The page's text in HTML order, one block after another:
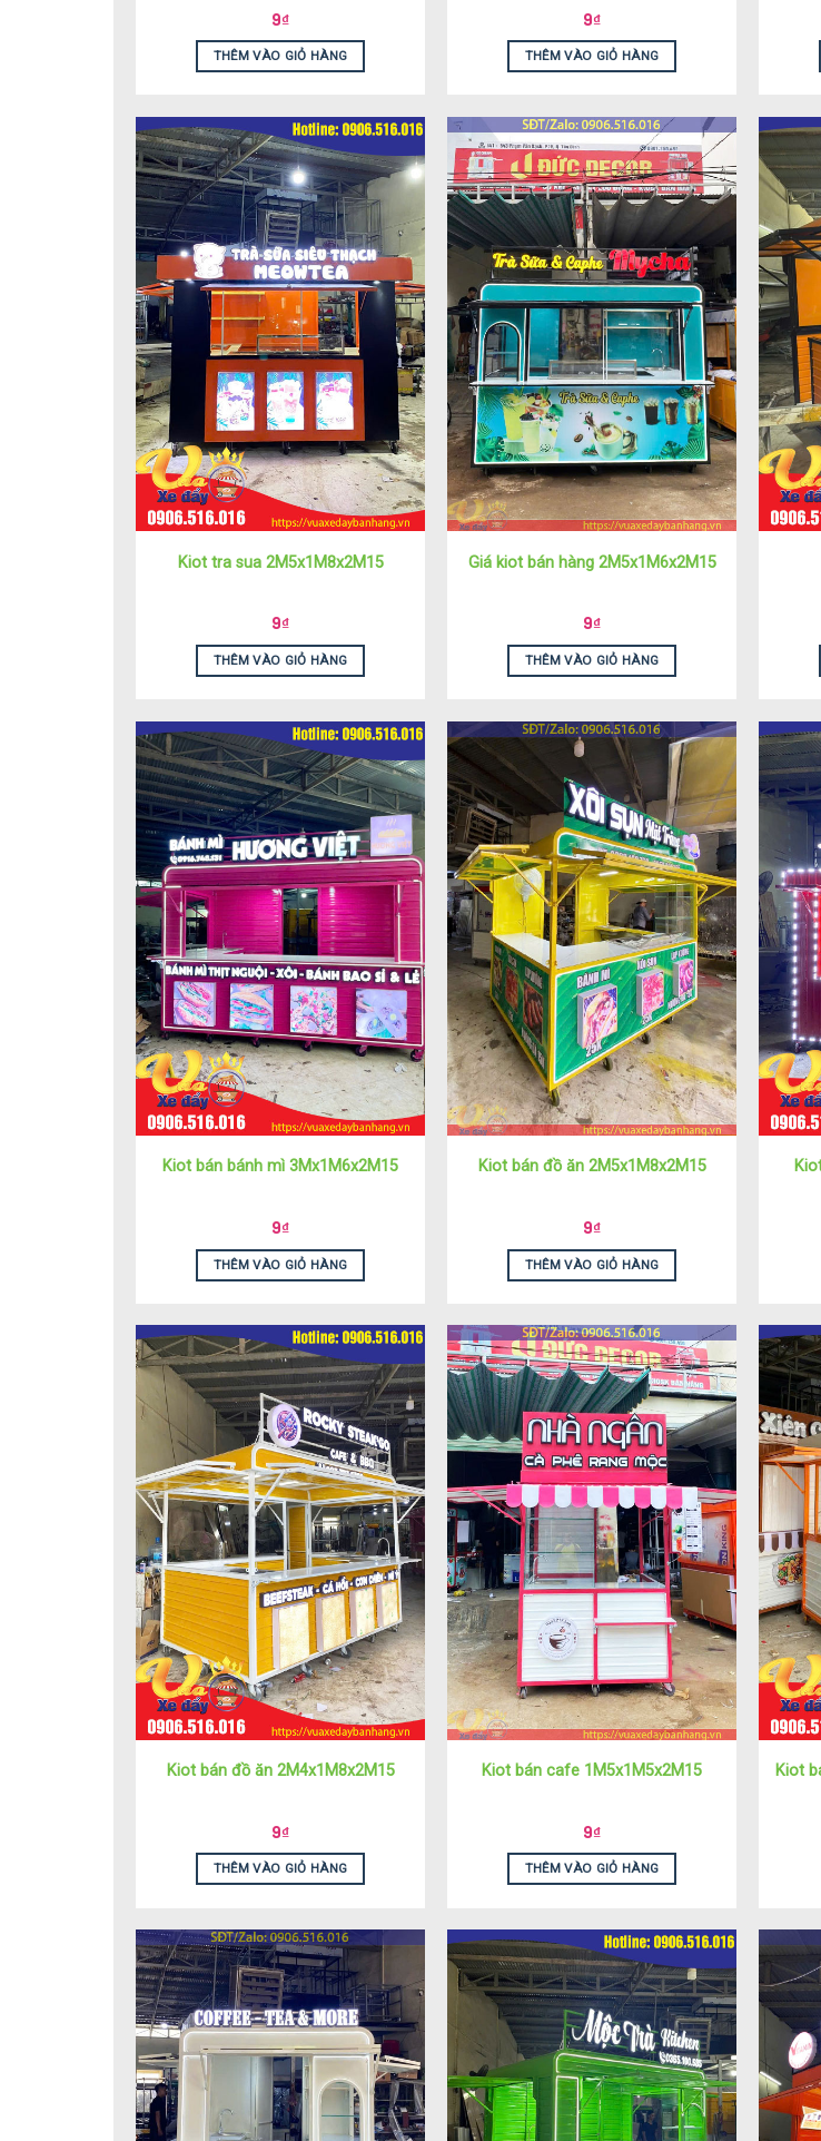
9₫
THÊM VÀO GIỎ HÀNG
9₫
THÊM VÀO GIỎ HÀNG
Kiot tra sua 2M5x1M8x2M15
9₫
THÊM VÀO GIỎ HÀNG
Giá kiot bán hàng 2M5x1M6x2M15
9₫
THÊM VÀO GIỎ HÀNG
Kiot bán bánh mì 3Mx1M6x2M15
9₫
THÊM VÀO GIỎ HÀNG
Kiot bán đồ ăn 2M5x1M8x2M15
9₫
THÊM VÀO GIỎ HÀNG
Kiot bán đồ ăn 2M4x1M8x2M15
9₫
THÊM VÀO GIỎ HÀNG
Kiot bán cafe 1M5x1M5x2M15
9₫
THÊM VÀO GIỎ HÀNG
Kiot